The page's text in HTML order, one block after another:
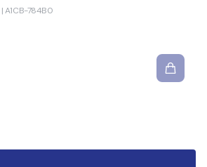
|A1CB-784B0